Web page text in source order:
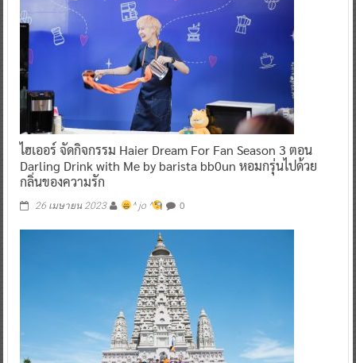
ไฮเออร์ จัดกิจกรรม Haier Dream For Fan Season 3 ตอน
Darling Drink with Me by barista bb0un หอมกรุ่นไปด้วย
กลิ่นของความรัก
26 เมษายน 2023 ^ jo ^ 0